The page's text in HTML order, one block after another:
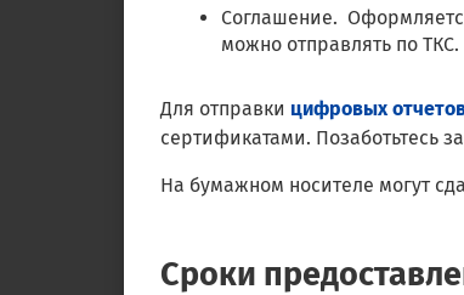
Соглашение.
можно отправлять по ТКС.
Для отправки цифровых
сертификатами. Позаботьтесь
На бумажном носителе могут
Сроки